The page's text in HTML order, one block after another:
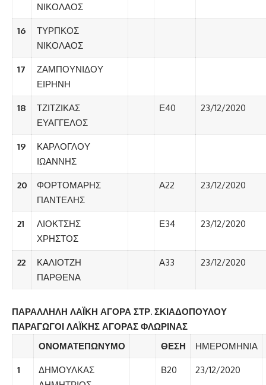
ΝΙΚΟΛΑΟΣ
16
ΤΥΡΠΚΟΣ
ΝΙΚΟΛΑΟΣ
17
ΖΑΜΠΟΥΝΙΔΟΥ
ΕΙΡΗΝΗ
18
ΤΖΙΤΖΙΚΑΣ
ΕΥΑΓΓΕΛΟΣ
Ε40 23/12/2020
19
ΚΑΡΛΟΓΛΟΥ
ΙΩΑΝΝΗΣ
20
ΦΟΡΤΟΜΑΡΗΣ
ΠΑΝΤΕΛΗΣ
Α22 23/12/2020
21
ΛΙΟΚΤΣΗΣ
ΧΡΗΣΤΟΣ
Ε34 23/12/2020
22
ΚΑΛΙΟΤΖΗ
ΠΑΡΘΕΝΑ
Α33 23/12/2020
ΠΑΡΑΛΛΗΛΗ ΛΑΪΚΗ ΑΓΟΡΑ ΣΤΡ. ΣΚΙΑΔΟΠΟΥΛΟΥ
ΠΑΡΑΓΩΓΟΙ ΛΑΪΚΗΣ ΑΓΟΡΑΣ ΦΛΩΡΙΝΑΣ
ΟΝΟΜΑΤΕΠΩΝΥΜΟ
ΘΕΣΗ ΗΜΕΡΟΜΗΝΙΑ
1
ΔΗΜΟΥΛΚΑΣ
Β20 23/12/2020